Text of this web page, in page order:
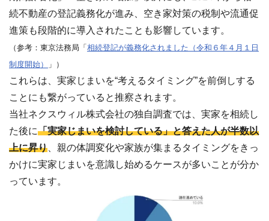
続不動産の登記義務化が進み、空き家対策の税制や流通促
進策も段階的に導入されたことも影響しています。
（参考：東京法務局「 相続登記が義務化されました（令和６年４月１日
制度開始）
」）
これらは、実家じまいを“考えるタイミング”を前倒しする
ことにも繋がっていると推察されます。
当社ネクスウィル株式会社の独自調査では、実家を相続し
た後に「実家じまいを検討している」と答えた人が半数以
上に昇り 、親の体調変化や家族が集まるタイミングをきっ
かけに実家じまいを意識し始めるケースが多いことが分か
っています。